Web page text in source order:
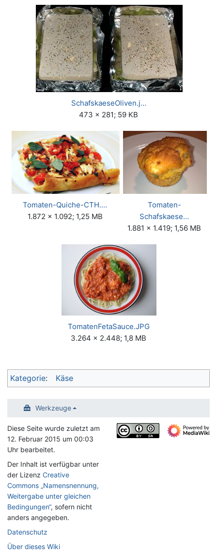
SchafskaeseOliven.j…
473 × 281; 59 KB
Tomaten-Quiche-CTH.…
1.872 × 1.092; 1,25 MB
Tomaten-
Schafskaese…
1.881 × 1.419; 1,56 MB
TomatenFetaSauce.JPG
3.264 × 2.448; 1,8 MB
Kategorie: Käse
Werkzeuge
Diese Seite wurde zuletzt am
12. Februar 2015 um 00:03
Uhr bearbeitet.
Der Inhalt ist verfügbar unter
der Lizenz Creative
Commons „Namensnennung,
Weitergabe unter gleichen
Bedingungen“, sofern nicht
anders angegeben.
Datenschutz
Über dieses Wiki